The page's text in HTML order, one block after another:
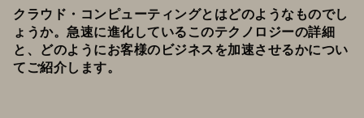
クラウド・コンピューティングとはどのようなものでし
ょうか。急速に進化しているこのテクノロジーの詳細
と、どのようにお客様のビジネスを加速させるかについ
てご紹介します。